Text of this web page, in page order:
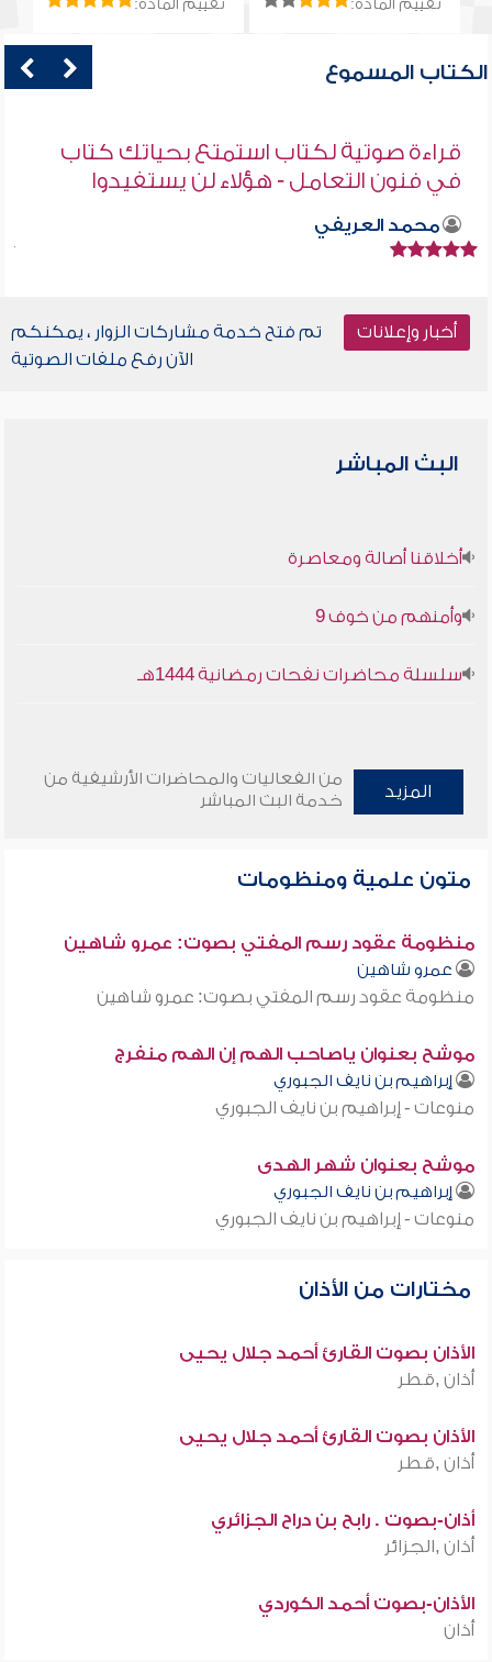
تقييم المادة: تقييم المادة:
الكتاب المسموع
قراءة صوتية لكتاب استمتع بحياتك كتاب
في فنون التعامل - هؤلاء لن يستفيدوا
محمد العريفي
أخبار وإعلانات
تم فتح خدمة مشاركات الزوار ، يمكنكم
الآن رفع ملفات الصوتية
البث المباشر
أخلاقنا أصالة ومعاصرة
وأمنهم من خوف 9
سلسلة محاضرات نفحات رمضانية 1444هـ
المزيد
من الفعاليات والمحاضرات الأرشيفية من
خدمة البث المباشر
متون علمية ومنظومات
منظومة عقود رسم المفتي بصوت: عمرو شاهين
عمرو شاهين
منظومة عقود رسم المفتي بصوت: عمرو شاهين
موشح بعنوان ياصاحب الهم إن الهم منفرج
إبراهيم بن نايف الجبوري
منوعات - إبراهيم بن نايف الجبوري
موشح بعنوان شهر الهدى
إبراهيم بن نايف الجبوري
منوعات - إبراهيم بن نايف الجبوري
مختارات من الأذان
الأذان بصوت القارئ أحمد جلال يحيى
أذان ,قطر
الأذان بصوت القارئ أحمد جلال يحيى
أذان ,قطر
أذان-بصوت . رابح بن دراح الجزائري
أذان ,الجزائر
الأذان-بصوت أحمد الكوردي
أذان